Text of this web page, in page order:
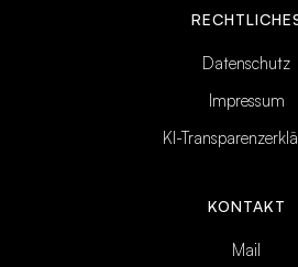
Datenschutz
Impressum
KI-
KONTAKT
Mail